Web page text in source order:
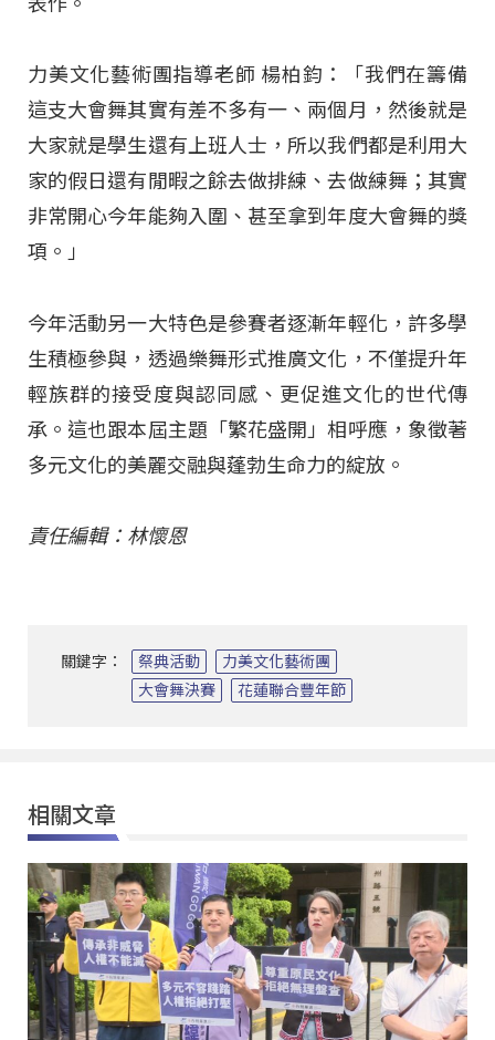
力美文化藝術團指導老師 楊柏鈞：「我們在籌備
這支大會舞其實有差不多有一、兩個月，然後就是
大家就是學生還有上班人士，所以我們都是利用大
家的假日還有閒暇之餘去做排練、去做練舞；其實
非常開心今年能夠入圍、甚至拿到年度大會舞的獎
項。」
今年活動另一大特色是參賽者逐漸年輕化，許多學
生積極參與，透過樂舞形式推廣文化，不僅提升年
輕族群的接受度與認同感、更促進文化的世代傳
承。這也跟本屆主題「繁花盛開」相呼應，象徵著
多元文化的美麗交融與蓬勃生命力的綻放。
責任編輯：林懷恩
關鍵字： 祭典活動
力美文化藝術團
大會舞決賽
花蓮聯合豐年節
相關文章